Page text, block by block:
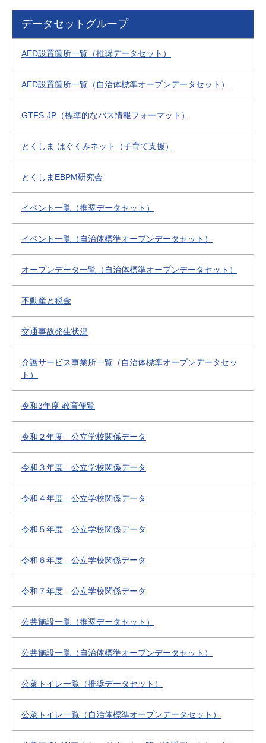
データセットグループ
AED設置箇所一覧（推奨データセット）
AED設置箇所一覧（自治体標準オープンデータセット）
GTFS-JP（標準的なバス情報フォーマット）
とくしま はぐくみネット（子育て支援）
とくしまEBPM研究会
イベント一覧（推奨データセット）
イベント一覧（自治体標準オープンデータセット）
オープンデータ一覧（自治体標準オープンデータセット）
不動産と税金
交通事故発生状況
介護サービス事業所一覧（自治体標準オープンデータセッ
ト）
令和3年度 教育便覧
令和２年度 公立学校関係データ
令和３年度 公立学校関係データ
令和４年度 公立学校関係データ
令和５年度 公立学校関係データ
令和６年度 公立学校関係データ
令和７年度 公立学校関係データ
公共施設一覧（推奨データセット）
公共施設一覧（自治体標準オープンデータセット）
公衆トイレ一覧（推奨データセット）
公衆トイレ一覧（自治体標準オープンデータセット）